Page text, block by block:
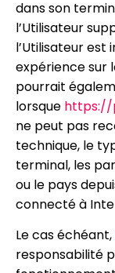
dans son
l’Utilisateur
l’Utilisateur est
expérience sur
pourrait
lorsque https://
ne peut pas
technique, le
terminal, les
ou le pays
connecté à
Le cas échéant,
responsabilité